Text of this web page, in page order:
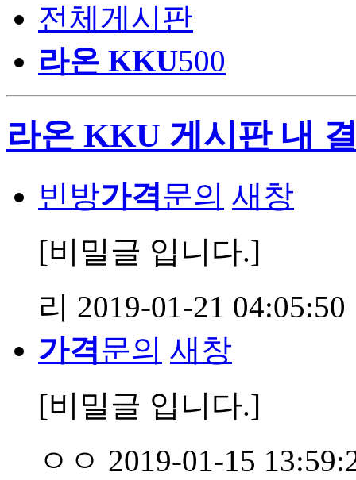
전체게시판
라온 KKU500
라온 KKU 게시판 내
빈방가격문의 새창
[비밀글 입니다.]
리 2019-01-21 04:05:50
가격문의 새창
[비밀글 입니다.]
ㅇㅇ 2019-01-15